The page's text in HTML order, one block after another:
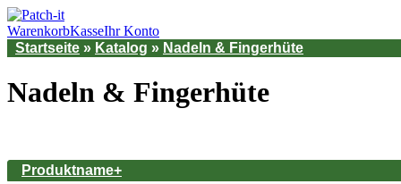
WarenkorbKasseIhr Konto
Startseite » Katalog » Nadeln & Fingerhüte
Nadeln & Fingerhüte
Produktname+